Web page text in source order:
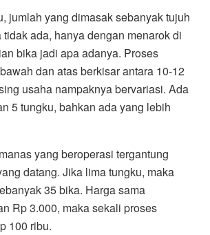
jumlah yang dimasak sebanyak tujuh
ada, hanya dengan menarok di
bika jadi apa adanya. Proses
dan atas berkisar antara 10-12
usaha nampaknya bervariasi. Ada
5 tungku, bahkan ada yang lebih
yang beroperasi tergantung
datang. Jika lima tungku, maka
35 bika. Harga sama
Rp 3.000, maka sekali proses
100 ribu.